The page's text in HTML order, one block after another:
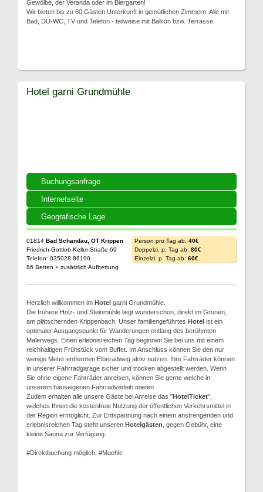
Gewölbe, der Veranda oder im Biergarten!
Wir bieten bis zu 60 Gästen Unterkunft in gemütlichen Zimmern: Alle mit
Bad, DU-WC, TV und Telefon - teilweise mit Balkon bzw. Terrasse.
Buchungsanfrage
Internetseite
Geografische Lage
Hotel garni Grundmühle
01814 Bad Schandau, OT Krippen
Friedrich-Gottlob-Keller-Straße 69
Telefon: 035028 86190
86 Betten + zusätzlich Aufbettung
Person pro Tag ab: 40€
Doppelzi. p. Tag ab: 80€
Einzelzi. p. Tag ab: 60€
Herzlich willkommen im Hotel garni Grundmühle.
Die frühere Holz- und Steinmühle liegt wunderschön, direkt im Grünen,
am plätschernden Krippenbach. Unser familiengeführtes Hotel ist ein
optimaler Ausgangspunkt für Wanderungen entlang des berühmten
Malerwegs. Einen erlebnisreichen Tag beginnen Sie bei uns mit einem
reichhaltigen Frühstück vom Buffet. Im Anschluss können Sie den nur
wenige Meter entfernten Elberadweg aktiv nutzen. Ihre Fahrräder können
in unserer Fahrradgarage sicher und trocken abgestellt werden. Wenn
Sie ohne eigene Fahrräder anreisen, können Sie gerne welche in
unserem hauseigenen Fahrradverleih mieten.
Zudem erhalten alle unsere Gäste bei Anreise das "HotelTicket",
welches Ihnen die kostenfreie Nutzung der öffentlichen Verkehrsmittel in
der Region ermöglicht. Zur Entspannung nach einem anstrengenden und
erlebnisreichen Tag steht unseren Hotelgästen , gegen Gebühr, eine
kleine Sauna zur Verfügung.
#Direktbuchung möglich, #Muehle